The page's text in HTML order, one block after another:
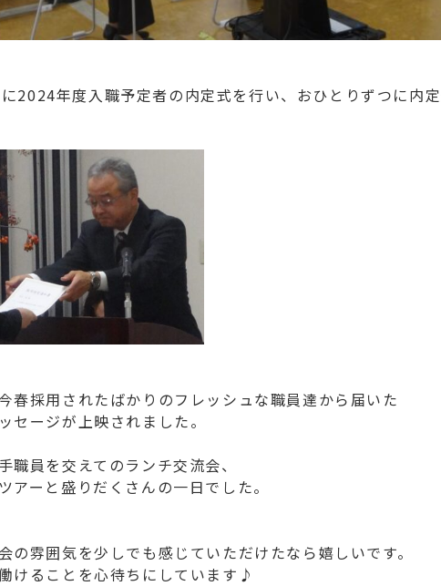
2024年度入職予定者の内定式を行い、おひとりずつに内
春採用されたばかりのフレッシュな職員達から届いた
セージが上映されました。
職員を交えてのランチ交流会、
アーと盛りだくさんの一日でした。
の雰囲気を少しでも感じていただけたなら嬉しいです。
けることを心待ちにしています♪